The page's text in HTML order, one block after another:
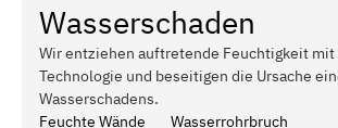
Wasserschaden
Wir entziehen auftretende Feuchtigkeit
Technologie und beseitigen die Ursache
Wasserschadens.
Feuchte Wände
Wasserrohrbruch